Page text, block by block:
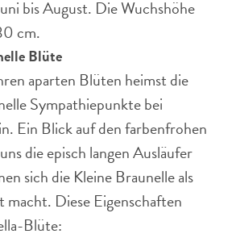
bis August. Die Wuchshöhe
cm.
Blüte
aparten Blüten heimst die
Sympathiepunkte bei
Ein Blick auf den farbenfrohen
die episch langen Ausläufer
sich die Kleine Braunelle als
Diese Eigenschaften
Blüte: